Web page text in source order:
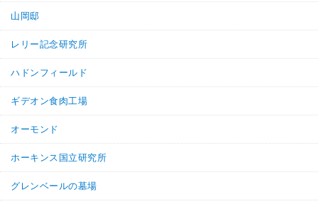
山岡邸
レリー記念研究所
ハドンフィールド
ギデオン食肉工場
オーモンド
ホーキンス国立研究所
グレンベールの墓場